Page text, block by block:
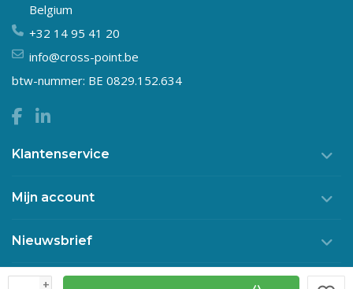
+
Belgium
+32 14 95 41 20
info@cross-point.be
btw-nummer: BE 0829.152.634
Klantenservice
Mijn account
Nieuwsbrief